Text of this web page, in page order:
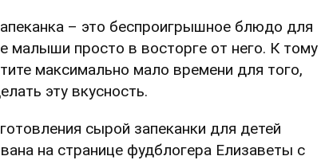
– это беспроигрышное блюдо для
малыши просто в восторге от него. К
максимально мало времени для того,
эту вкусность.
сырой запеканки для детей
на странице фудблогера Елизаветы с